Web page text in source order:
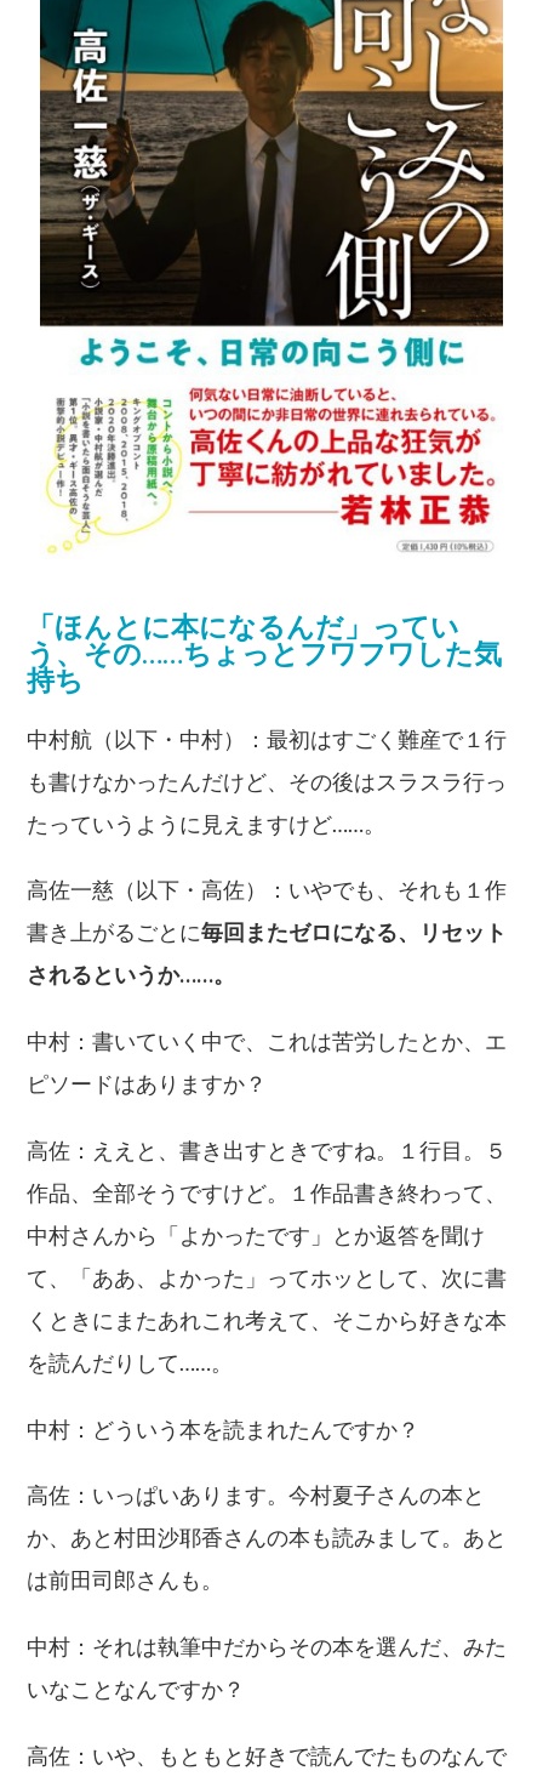
「ほんとに本になるんだ」ってい
う、その……ちょっとフワフワした気
持ち
中村航（以下・中村）：最初はすごく難産で１行
も書けなかったんだけど、その後はスラスラ行っ
たっていうように見えますけど……。
高佐一慈（以下・高佐）：いやでも、それも１作
書き上がるごとに毎回またゼロになる、リセット
されるというか……。
中村：書いていく中で、これは苦労したとか、エ
ピソードはありますか？
高佐：ええと、書き出すときですね。１行目。５
作品、全部そうですけど。１作品書き終わって、
中村さんから「よかったです」とか返答を聞け
て、「ああ、よかった」ってホッとして、次に書
くときにまたあれこれ考えて、そこから好きな本
を読んだりして……。
中村：どういう本を読まれたんですか？
高佐：いっぱいあります。今村夏子さんの本と
か、あと村田沙耶香さんの本も読みまして。あと
は前田司郎さんも。
中村：それは執筆中だからその本を選んだ、みた
いなことなんですか？
高佐：いや、もともと好きで読んでたものなんで